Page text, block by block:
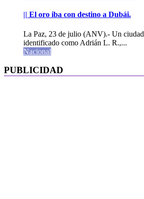
|| El oro iba con destino a Dubái.
La Paz, 23 de julio (ANV).- Un
identificado como Adrián L. R.,...
Nacional
PUBLICIDAD